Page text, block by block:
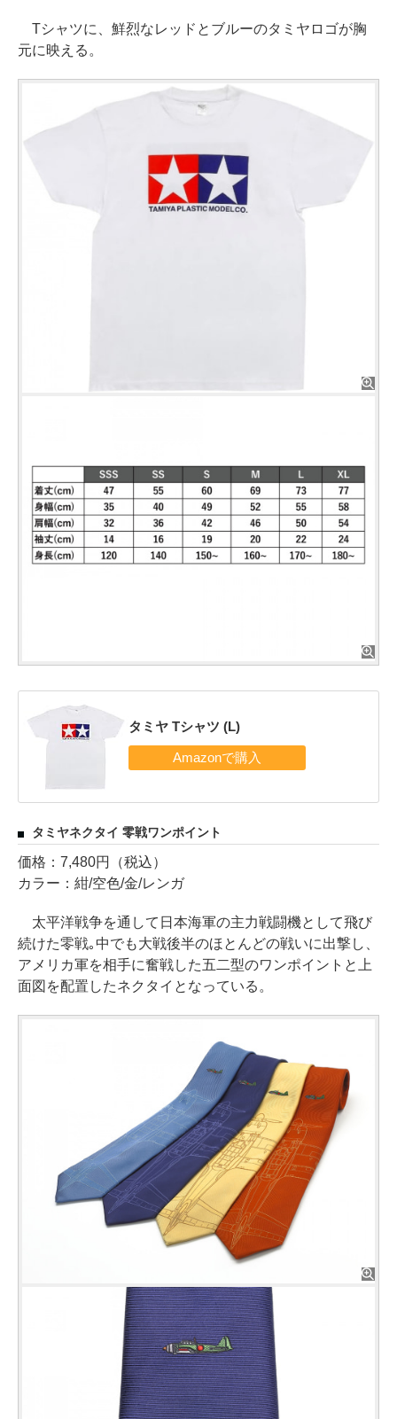
Tシャツに、鮮烈なレッドとブルーのタミヤロゴが胸
元に映える。
タミヤ Tシャツ (L)
タミヤネクタイ 零戦ワンポイント
価格：7,480円（税込）
カラー：紺/空色/金/レンガ
太平洋戦争を通して日本海軍の主力戦闘機として飛び
続けた零戦｡中でも大戦後半のほとんどの戦いに出撃し、
アメリカ軍を相手に奮戦した五二型のワンポイントと上
面図を配置したネクタイとなっている。